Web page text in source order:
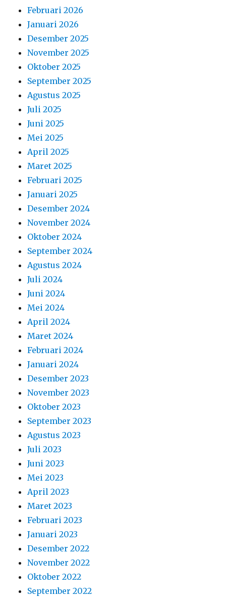
Februari 2026
Januari 2026
Desember 2025
November 2025
Oktober 2025
September 2025
Agustus 2025
Juli 2025
Juni 2025
Mei 2025
April 2025
Maret 2025
Februari 2025
Januari 2025
Desember 2024
November 2024
Oktober 2024
September 2024
Agustus 2024
Juli 2024
Juni 2024
Mei 2024
April 2024
Maret 2024
Februari 2024
Januari 2024
Desember 2023
November 2023
Oktober 2023
September 2023
Agustus 2023
Juli 2023
Juni 2023
Mei 2023
April 2023
Maret 2023
Februari 2023
Januari 2023
Desember 2022
November 2022
Oktober 2022
September 2022